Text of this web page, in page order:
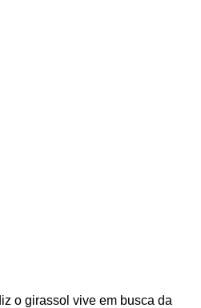
o girassol vive em busca da